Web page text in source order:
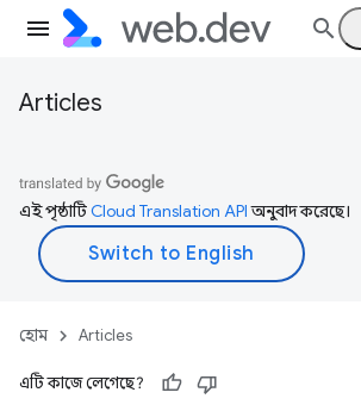
Articles
এই পৃষ্ঠাটিCloud Translation APIঅনুবাদ করেছে।
হোম Articles
এটি কাজে লেগেছে?